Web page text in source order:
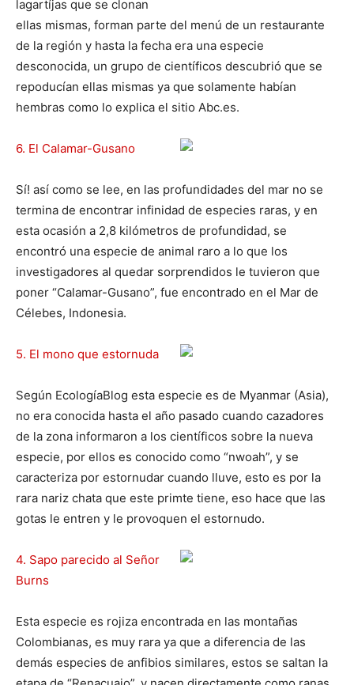
lagartíjas que se clonan
ellas mismas, forman parte del menú de un restaurante
de la región y hasta la fecha era una especie
desconocida, un grupo de científicos descubrió que se
repoducían ellas mismas ya que solamente habían
hembras como lo explica el sitio Abc.es.
6. El Calamar-Gusano
Sí! así como se lee, en las profundidades del mar no se
termina de encontrar infinidad de especies raras, y en
esta ocasión a 2,8 kilómetros de profundidad, se
encontró una especie de animal raro a lo que los
investigadores al quedar sorprendidos le tuvieron que
poner “Calamar-Gusano”, fue encontrado en el Mar de
Célebes, Indonesia.
5. El mono que estornuda
Según EcologíaBlog esta especie es de Myanmar (Asia),
no era conocida hasta el año pasado cuando cazadores
de la zona informaron a los científicos sobre la nueva
especie, por ellos es conocido como “nwoah”, y se
caracteriza por estornudar cuando lluve, esto es por la
rara nariz chata que este primte tiene, eso hace que las
gotas le entren y le provoquen el estornudo.
4. Sapo parecido al Señor
Burns
Esta especie es rojiza encontrada en las montañas
Colombianas, es muy rara ya que a diferencia de las
demás especies de anfibios similares, estos se saltan la